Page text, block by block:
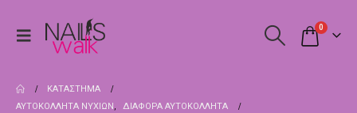
0
ΚΑΤΆΣΤΗΜΑ
ΑΥΤΟΚΌΛΛΗΤΑ ΝΥΧΙΏΝ,
ΔΙΆΦΟΡΑ ΑΥΤΟΚΌΛΛΗΤΑ